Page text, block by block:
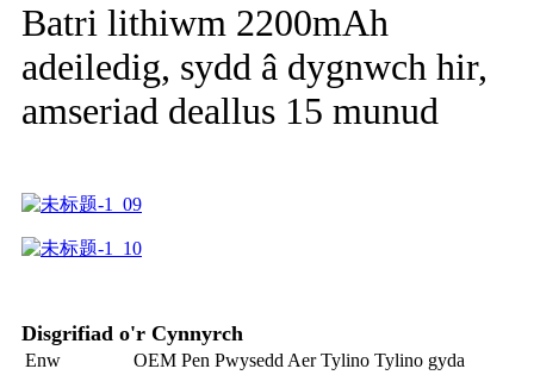
Batri lithiwm 2200mAh
adeiledig, sydd â dygnwch hir,
amseriad deallus 15 munud
Disgrifiad o'r Cynnyrch
Enw
OEM Pen Pwysedd Aer Tylino Tylino gyda